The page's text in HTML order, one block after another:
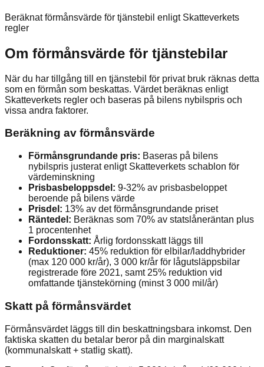
Beräknat förmånsvärde för tjänstebil enligt Skatteverkets
regler
Om förmånsvärde för tjänstebilar
När du har tillgång till en tjänstebil för privat bruk räknas detta
som en förmån som beskattas. Värdet beräknas enligt
Skatteverkets regler och baseras på bilens nybilspris och
vissa andra faktorer.
Beräkning av förmånsvärde
Förmånsgrundande pris: Baseras på bilens
nybilspris justerat enligt Skatteverkets schablon för
värdeminskning
Prisbasbeloppsdel: 9-32% av prisbasbeloppet
beroende på bilens värde
Prisdel: 13% av det förmånsgrundande priset
Räntedel: Beräknas som 70% av statslåneräntan plus
1 procentenhet
Fordonsskatt: Årlig fordonsskatt läggs till
Reduktioner: 45% reduktion för elbilar/laddhybrider
(max 120 000 kr/år), 3 000 kr/år för lågutsläppsbilar
registrerade före 2021, samt 25% reduktion vid
omfattande tjänstekörning (minst 3 000 mil/år)
Skatt på förmånsvärdet
Förmånsvärdet läggs till din beskattningsbara inkomst. Den
faktiska skatten du betalar beror på din marginalskatt
(kommunalskatt + statlig skatt).